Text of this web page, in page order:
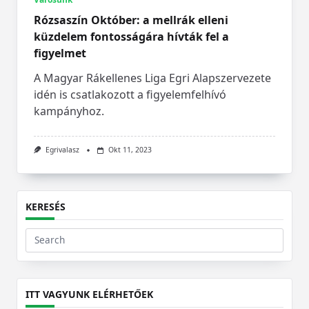
Rózsaszín Október: a mellrák elleni
küzdelem fontosságára hívták fel a
figyelmet
A Magyar Rákellenes Liga Egri Alapszervezete
idén is csatlakozott a figyelemfelhívó
kampányhoz.
Egrivalasz Okt 11, 2023
KERESÉS
Search
for:
ITT VAGYUNK ELÉRHETŐEK